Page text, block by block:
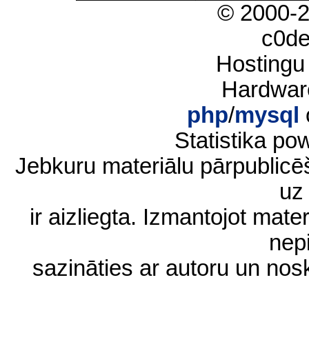
© 2000-
php/mysql
Statistika
Jebkuru materiālu
ir aizliegta. Izmantojot
sazināties ar autoru un